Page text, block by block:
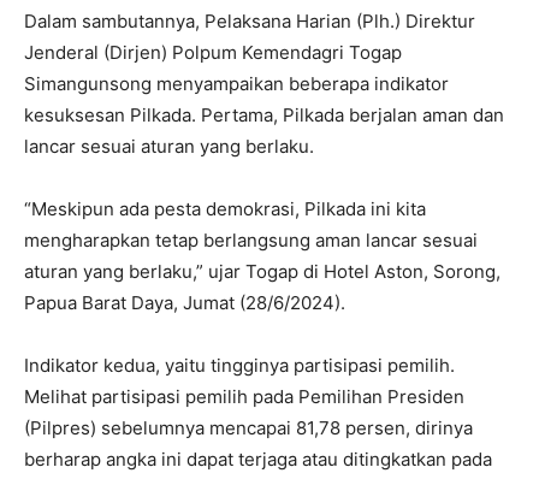
Dalam sambutannya, Pelaksana Harian (Plh.) Direktur
Jenderal (Dirjen) Polpum Kemendagri Togap
Simangunsong menyampaikan beberapa indikator
kesuksesan Pilkada. Pertama, Pilkada berjalan aman dan
lancar sesuai aturan yang berlaku.
“Meskipun ada pesta demokrasi, Pilkada ini kita
mengharapkan tetap berlangsung aman lancar sesuai
aturan yang berlaku,” ujar Togap di Hotel Aston, Sorong,
Papua Barat Daya, Jumat (28/6/2024).
Indikator kedua, yaitu tingginya partisipasi pemilih.
Melihat partisipasi pemilih pada Pemilihan Presiden
(Pilpres) sebelumnya mencapai 81,78 persen, dirinya
berharap angka ini dapat terjaga atau ditingkatkan pada